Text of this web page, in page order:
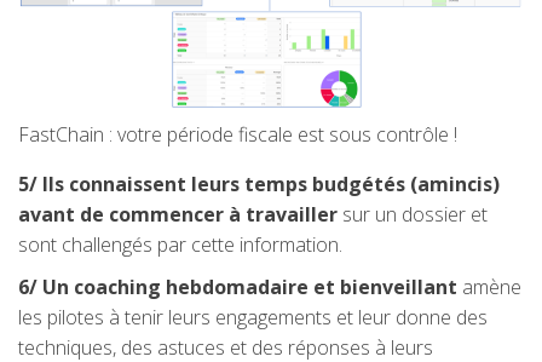
FastChain : votre période fiscale est sous contrôle !
5/ Ils connaissent leurs temps budgétés (amincis)
avant de commencer à travailler sur un dossier et
sont challengés par cette information.
6/ Un coaching hebdomadaire et bienveillant amène
les pilotes à tenir leurs engagements et leur donne des
techniques, des astuces et des réponses à leurs